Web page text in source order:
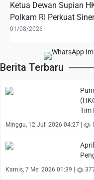
Ketua Dewan Supian
Polkam RI Perkuat
01/08/2026
Berita Terbaru
Tim
Minggu, 12 Juli 2026 04:27 |
Kamis, 7 Mei 2026 01:39 |